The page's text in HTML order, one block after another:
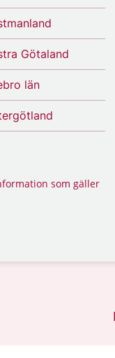
Götaland
län
som gäller